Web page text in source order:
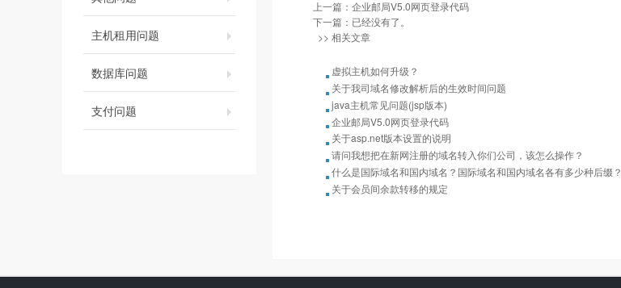
主机租用问题
数据库问题
支付问题
上一篇： 企业邮局V5.0网页登录代码
下一篇：已经没有了。
>> 相关文章
虚拟主机如何升级？
关于我司域名修改解析后的生效时间问题
java主机常见问题(jsp版本)
企业邮局V5.0网页登录代码
关于asp.net版本设置的说明
请问我想把在新网注册的域名转入你们公司，该怎么操作？
什么是国际域名和国内域名？国际域名和国内域名各有多少种后缀？
关于会员间余款转移的规定